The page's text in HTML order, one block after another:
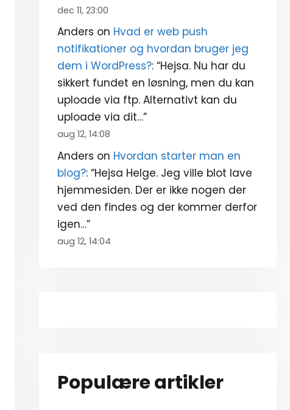
dec 11, 23:00
Anders on Hvad er web push
notifikationer og hvordan bruger jeg
dem i WordPress?: “Hejsa. Nu har du
sikkert fundet en løsning, men du kan
uploade via ftp. Alternativt kan du
uploade via dit…”
aug 12, 14:08
Anders on Hvordan starter man en
blog?: “Hejsa Helge. Jeg ville blot lave
hjemmesiden. Der er ikke nogen der
ved den findes og der kommer derfor
igen…”
aug 12, 14:04
Populære artikler